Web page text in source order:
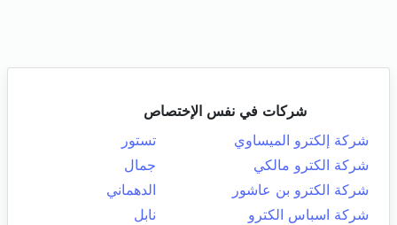
شركات في نفس الإختصاص
شركة إلكترو الميساوي
تستور
شركة الكترو مالكي
جمال
شركة الكترو بن عاشور
الدهماني
شركة اسباس الكترو
نابل